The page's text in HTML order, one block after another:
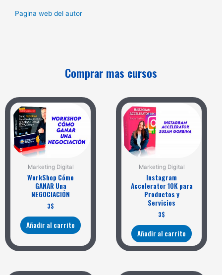
Pagina web del autor
Comprar mas cursos
Marketing Digital
WorkShop Cómo
GANAR Una
NEGOCIACIÓN
3$
Añadir al carrito
Marketing Digital
Instagram
Accelerator 10K para
Productos y
Servicios
3$
Añadir al carrito